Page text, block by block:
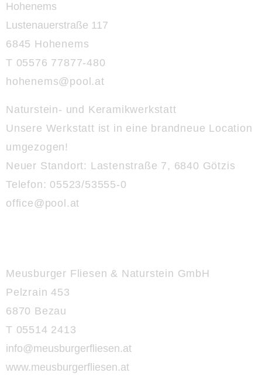
Hohenems
Lustenauerstraße 117
6845 Hohenems
T 05576 77877-480
hohenems@pool.at
Naturstein- und Keramikwerkstatt
Unsere Werkstatt ist in eine brandneue Location
umgezogen!
Neuer Standort: Lastenstraße 7, 6840 Götzis
Telefon: 05523/53555-0
office@pool.at
Meusburger Fliesen & Naturstein GmbH
Pelzrain 453
6870 Bezau
T 05514 2413
info@meusburgerfliesen.at
www.meusburgerfliesen.at